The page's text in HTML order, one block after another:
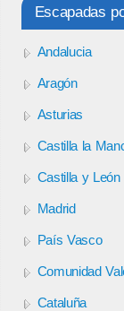
Escapadas
Andalucia
Aragón
Asturias
Castilla la
Castilla y León
Madrid
País Vasco
Comunidad
Cataluña